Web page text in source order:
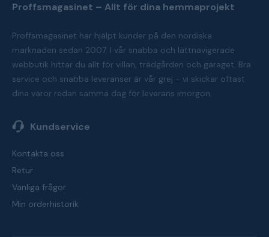
Proffsmagasinet – Allt för dina hemmaprojekt
Proffsmagasinet har hjälpt kunder på den nordiska
marknaden sedan 2007. I vår snabba och lättnavigerade
webbutik hittar du allt för villan, trädgården och garaget. Bra
service och snabba leveranser är vår grej - vi skickar oftast
dina varor redan samma dag för leverans imorgon.
Kundservice
Kontakta oss
Retur
Vanliga frågor
Min orderhistorik